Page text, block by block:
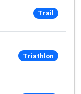
Trail
Triathlon